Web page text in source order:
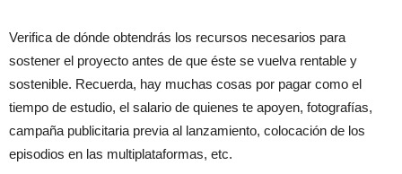
Verifica de dónde obtendrás los recursos necesarios para
sostener el proyecto antes de que éste se vuelva rentable y
sostenible. Recuerda, hay muchas cosas por pagar como el
tiempo de estudio, el salario de quienes te apoyen, fotografías,
campaña publicitaria previa al lanzamiento, colocación de los
episodios en las multiplataformas, etc.